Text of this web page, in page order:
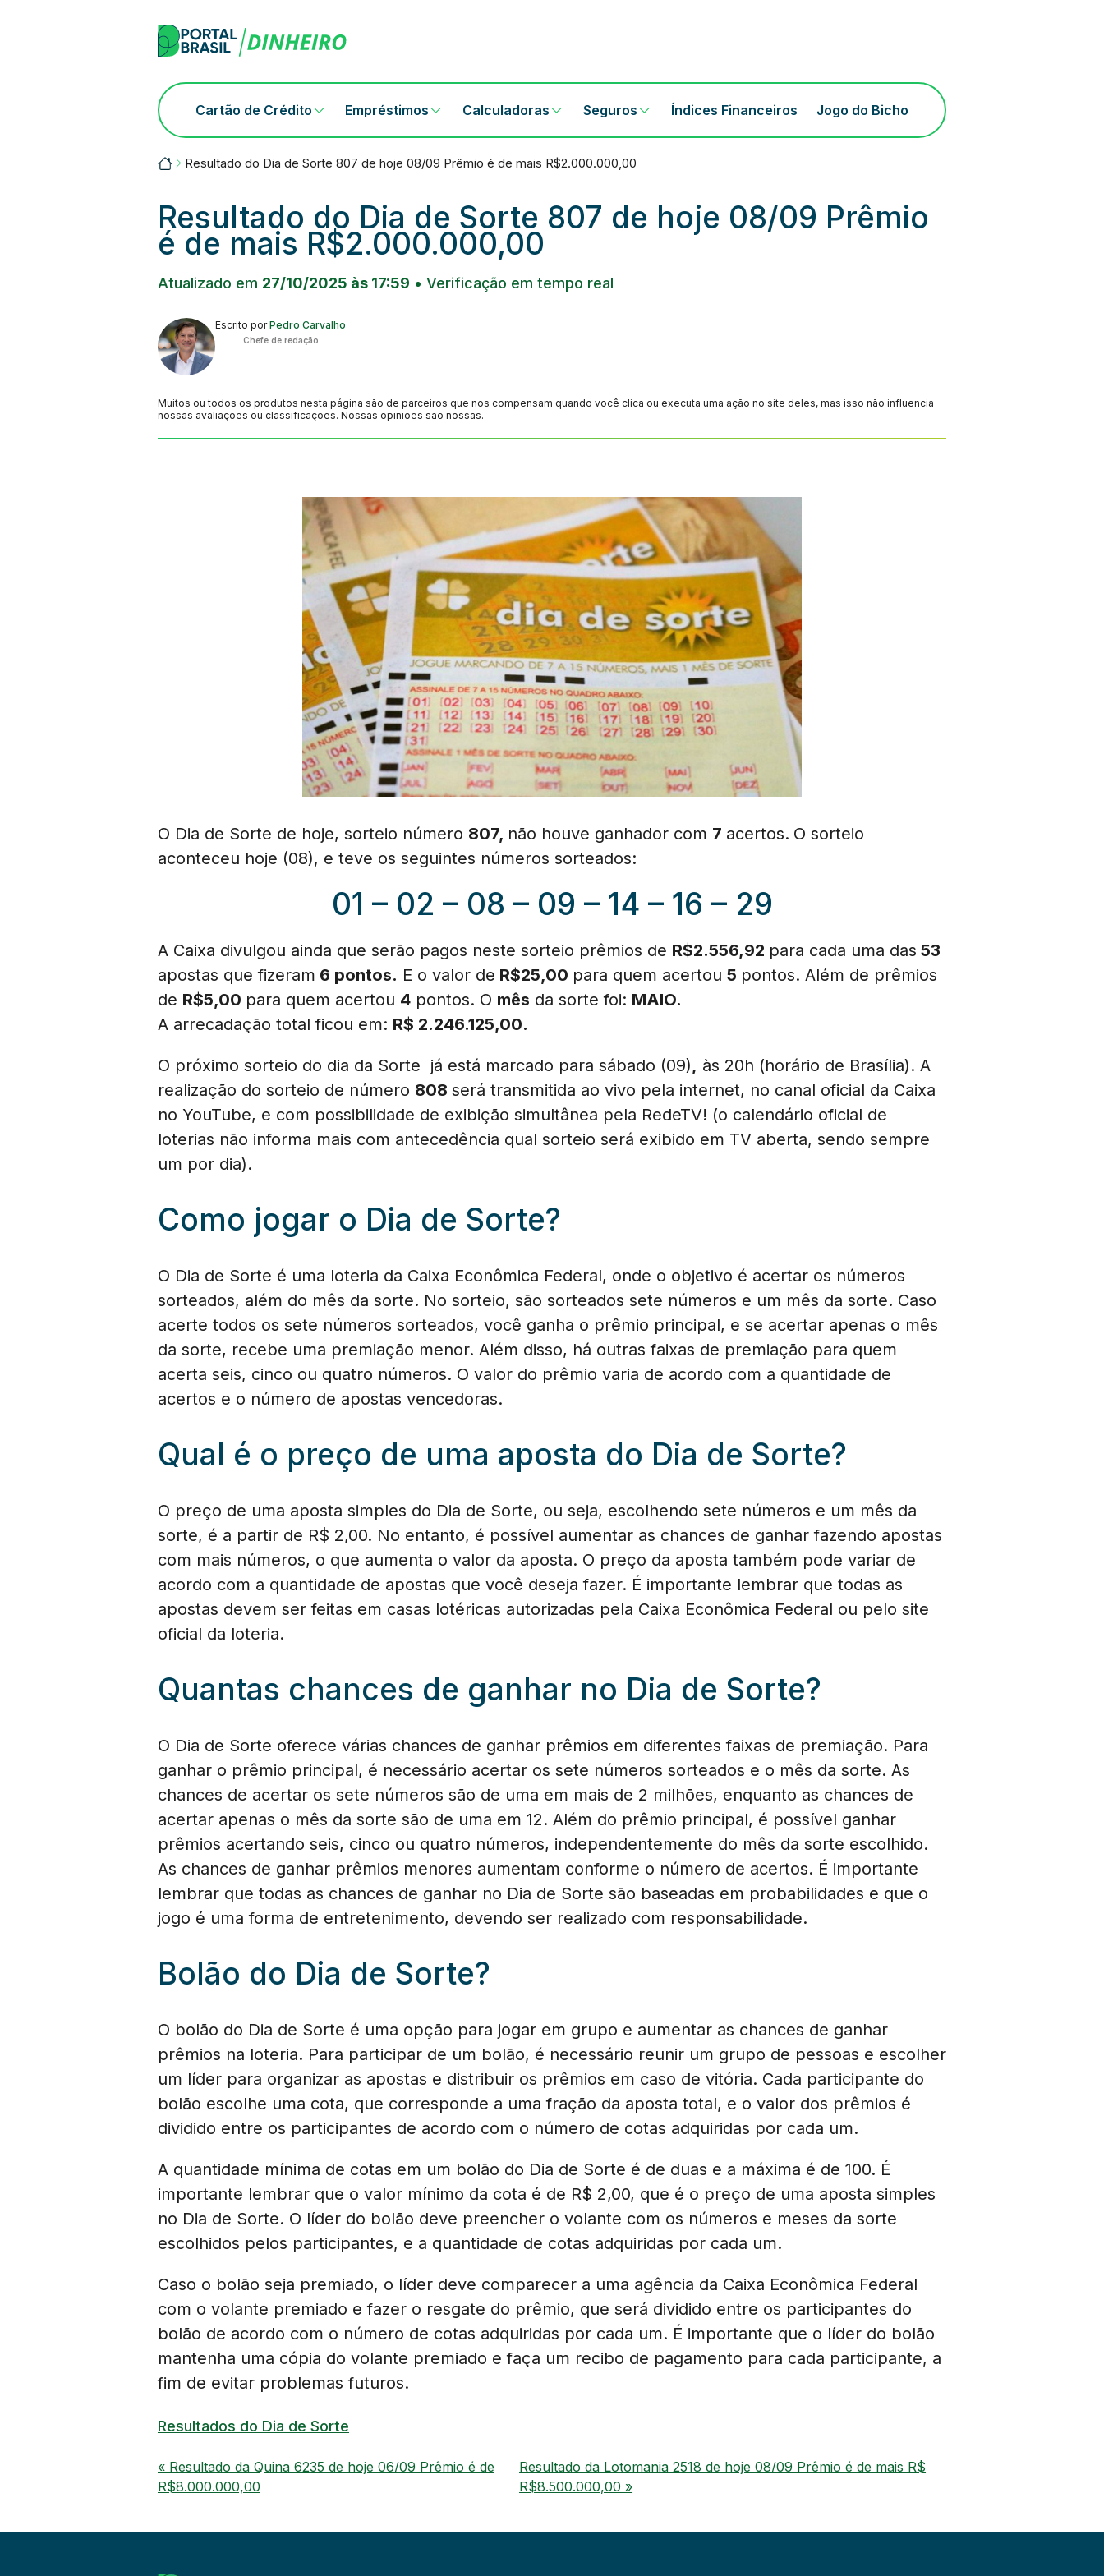
Cartão de Crédito Empréstimos Calculadoras Seguros Índices Financeiros Jogo do Bicho
Portalbrasil
Resultado do Dia de Sorte 807 de hoje 08/09 Prêmio é de mais R$2.000.000,00
Resultado do Dia de Sorte 807 de hoje 08/09 Prêmio
é de mais R$2.000.000,00
Atualizado em 27/10/2025 às 17:59 • Verificação em tempo real
Escrito porPedro Carvalho
Chefe de redação
Muitos ou todos os produtos nesta página são de parceiros que nos compensam quando você clica ou executa uma ação no site deles, mas isso não influencia
nossas avaliações ou classificações. Nossas opiniões são nossas.
O Dia de Sorte de hoje, sorteio número 807, não houve ganhador com 7 acertos. O sorteio
aconteceu hoje (08), e teve os seguintes números sorteados:
01 – 02 – 08 – 09 – 14 – 16 – 29
A Caixa divulgou ainda que serão pagos neste sorteio prêmios de R$2.556,92 para cada uma das 53
apostas que fizeram 6 pontos. E o valor de R$25,00 para quem acertou 5 pontos. Além de prêmios
de R$5,00 para quem acertou 4 pontos. O mês da sorte foi: MAIO.
A arrecadação total ficou em: R$ 2.246.125,00.
O próximo sorteio do dia da Sorte já está marcado para sábado (09), às 20h (horário de Brasília). A
realização do sorteio de número 808 será transmitida ao vivo pela internet, no canal oficial da Caixa
no YouTube, e com possibilidade de exibição simultânea pela RedeTV! (o calendário oficial de
loterias não informa mais com antecedência qual sorteio será exibido em TV aberta, sendo sempre
um por dia).
Como jogar o Dia de Sorte?
O Dia de Sorte é uma loteria da Caixa Econômica Federal, onde o objetivo é acertar os números
sorteados, além do mês da sorte. No sorteio, são sorteados sete números e um mês da sorte. Caso
acerte todos os sete números sorteados, você ganha o prêmio principal, e se acertar apenas o mês
da sorte, recebe uma premiação menor. Além disso, há outras faixas de premiação para quem
acerta seis, cinco ou quatro números. O valor do prêmio varia de acordo com a quantidade de
acertos e o número de apostas vencedoras.
Qual é o preço de uma aposta do Dia de Sorte?
O preço de uma aposta simples do Dia de Sorte, ou seja, escolhendo sete números e um mês da
sorte, é a partir de R$ 2,00. No entanto, é possível aumentar as chances de ganhar fazendo apostas
com mais números, o que aumenta o valor da aposta. O preço da aposta também pode variar de
acordo com a quantidade de apostas que você deseja fazer. É importante lembrar que todas as
apostas devem ser feitas em casas lotéricas autorizadas pela Caixa Econômica Federal ou pelo site
oficial da loteria.
Quantas chances de ganhar no Dia de Sorte?
O Dia de Sorte oferece várias chances de ganhar prêmios em diferentes faixas de premiação. Para
ganhar o prêmio principal, é necessário acertar os sete números sorteados e o mês da sorte. As
chances de acertar os sete números são de uma em mais de 2 milhões, enquanto as chances de
acertar apenas o mês da sorte são de uma em 12. Além do prêmio principal, é possível ganhar
prêmios acertando seis, cinco ou quatro números, independentemente do mês da sorte escolhido.
As chances de ganhar prêmios menores aumentam conforme o número de acertos. É importante
lembrar que todas as chances de ganhar no Dia de Sorte são baseadas em probabilidades e que o
jogo é uma forma de entretenimento, devendo ser realizado com responsabilidade.
Bolão do Dia de Sorte?
O bolão do Dia de Sorte é uma opção para jogar em grupo e aumentar as chances de ganhar
prêmios na loteria. Para participar de um bolão, é necessário reunir um grupo de pessoas e escolher
um líder para organizar as apostas e distribuir os prêmios em caso de vitória. Cada participante do
bolão escolhe uma cota, que corresponde a uma fração da aposta total, e o valor dos prêmios é
dividido entre os participantes de acordo com o número de cotas adquiridas por cada um.
A quantidade mínima de cotas em um bolão do Dia de Sorte é de duas e a máxima é de 100. É
importante lembrar que o valor mínimo da cota é de R$ 2,00, que é o preço de uma aposta simples
no Dia de Sorte. O líder do bolão deve preencher o volante com os números e meses da sorte
escolhidos pelos participantes, e a quantidade de cotas adquiridas por cada um.
Caso o bolão seja premiado, o líder deve comparecer a uma agência da Caixa Econômica Federal
com o volante premiado e fazer o resgate do prêmio, que será dividido entre os participantes do
bolão de acordo com o número de cotas adquiridas por cada um. É importante que o líder do bolão
mantenha uma cópia do volante premiado e faça um recibo de pagamento para cada participante, a
fim de evitar problemas futuros.
Resultados do Dia de Sorte
« Resultado da Quina 6235 de hoje 06/09 Prêmio é de
R$8.000.000,00
Resultado da Lotomania 2518 de hoje 08/09 Prêmio é de mais R$
R$8.500.000,00 »